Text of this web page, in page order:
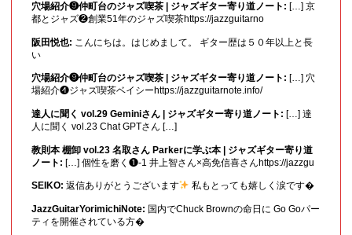
穴場紹介❾仲町台のジャズ喫茶 | ジャズギター寄り道ノート: […] 京
都とジャズ❷創業51年のジャズ喫茶https://jazzguitarno
阪田悦也: こんにちは。はじめまして。 ギター歴は５０年以上と長
い
穴場紹介❾仲町台のジャズ喫茶 | ジャズギター寄り道ノート: […] 穴
場紹介❹ジャズ喫茶ベイシーhttps://jazzguitarnote.info/
達人に聞く vol.29 Geminiさん | ジャズギター寄り道ノート: […] 達
人に聞く vol.23 Chat GPTさん […]
教則本 棚卸 vol.23 名取さん Parkerに学ぶ本 | ジャズギター寄り道
ノート: […] 個性を磨く❶-1 井上智さん×高免信喜さんhttps://jazzgu
SEIKO: 返信ありがとうございます 私もとっても嬉しく涙です�
JazzGuitarYorimichiNote: 国内でChuck Brownの命日に Go Goパー
ティを開催されている方�